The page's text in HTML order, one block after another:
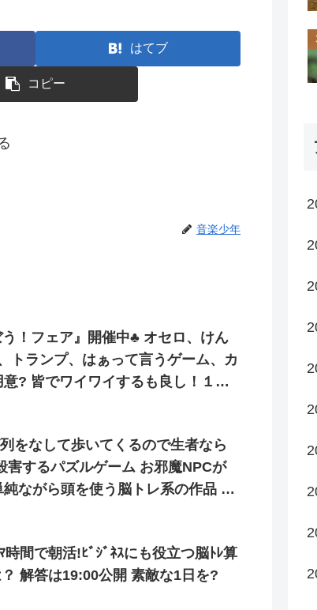
はてブ
コピー
音楽少年
１人
をなして歩いてくるので生者なら
するパズルゲーム お邪魔NPCが
ながら頭を使う脳トレ系の作品 適
間で朝活!ﾋﾞｼﾞﾈｽにも役立つ脳ﾄﾚ算
数! 【問題】画像参照 ▢に入る数字は？ 解答は19:00公開 素敵な1日を?